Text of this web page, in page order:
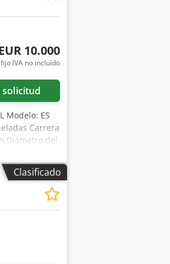
10.000
IVA no incluído
solicitud
Modelo: ES
Carrera
Diámetro del
de
de la
por
ENGEL,
motor
la bomba
todo el
unidades
Clasificado